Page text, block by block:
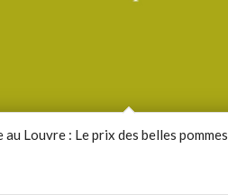
au Louvre : Le prix des belles pommes